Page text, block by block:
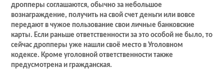
дропперы соглашаются, обычно за небольшое
вознаграждение, получить на свой счет деньги или вовсе
передают в чужое пользование свои личные банковские
карты. Если раньше ответственности за это особой не было, то
сейчас дропперы уже нашли своё место в Уголовном
кодексе. Кроме уголовной ответственности также
предусмотрена и гражданская.